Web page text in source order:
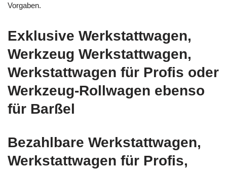
Vorgaben.
Exklusive Werkstattwagen,
Werkzeug Werkstattwagen,
Werkstattwagen für Profis oder
Werkzeug-Rollwagen ebenso
für Barßel
Bezahlbare Werkstattwagen,
Werkstattwagen für Profis,